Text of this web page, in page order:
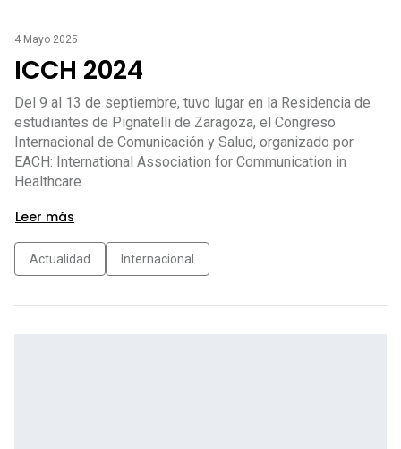
4 Mayo 2025
ICCH 2024
Del 9 al 13 de septiembre, tuvo lugar en la Residencia de
estudiantes de Pignatelli de Zaragoza, el Congreso
Internacional de Comunicación y Salud, organizado por
EACH: International Association for Communication in
Healthcare.
Leer más
Actualidad Internacional